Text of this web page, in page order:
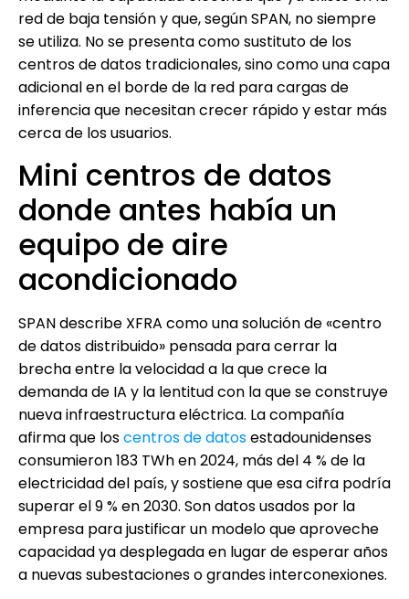
red de baja tensión y que, según SPAN, no siempre
se utiliza. No se presenta como sustituto de los
centros de datos tradicionales, sino como una capa
adicional en el borde de la red para cargas de
inferencia que necesitan crecer rápido y estar más
cerca de los usuarios.
Mini centros de datos
donde antes había un
equipo de aire
acondicionado
SPAN describe XFRA como una solución de «centro
de datos distribuido» pensada para cerrar la
brecha entre la velocidad a la que crece la
demanda de IA y la lentitud con la que se construye
nueva infraestructura eléctrica. La compañía
afirma que loscentros de datosestadounidenses
consumieron 183 TWh en 2024, más del 4 % de la
electricidad del país, y sostiene que esa cifra podría
superar el 9 % en 2030. Son datos usados por la
empresa para justificar un modelo que aproveche
capacidad ya desplegada en lugar de esperar años
a nuevas subestaciones o grandes interconexiones.